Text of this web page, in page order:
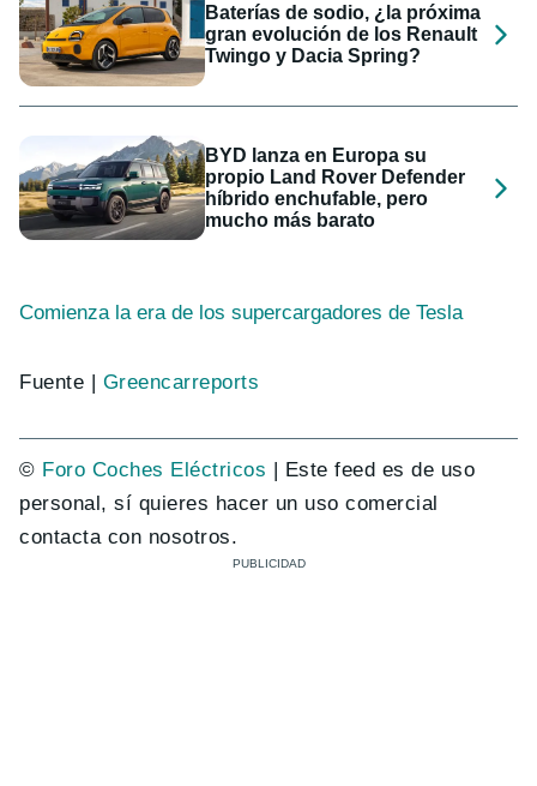
Baterías de sodio, ¿la próxima
gran evolución de los Renault
Twingo y Dacia Spring?
BYD lanza en Europa su
propio Land Rover Defender
híbrido enchufable, pero
mucho más barato
Comienza la era de los supercargadores de Tesla
Fuente | Greencarreports
© Foro Coches Eléctricos | Este feed es de uso
personal, sí quieres hacer un uso comercial
contacta con nosotros.